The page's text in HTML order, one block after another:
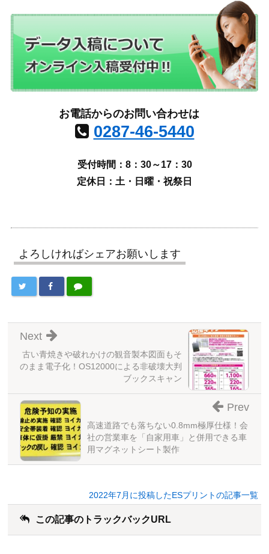
お電話からのお問い合わせは
0287-46-5440
受付時間：8：30～17：30
定休日：土・日曜・祝祭日
よろしければシェアお願いします
古い青焼きや破れかけの観音製本図面もそ
のまま電子化！OS12000による非破壊大判
ブックスキャン
Next
高速道路でも落ちない0.8mm極厚仕様！会
社の営業車を「自家用車」と併用できる車
用マグネットシート製作
Prev
2022年7月に投稿したESプリントの記事一覧
この記事のトラックバックURL